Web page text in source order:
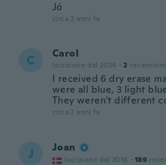
Jó
circa 2 anni fa
C Carol
Iscrizione dal 2024 · 2 recensioni
I received 6 dry erase
were all blue, 3 light
They weren't different
circa 2 anni fa
J Joan
Iscrizione dal 2016 · 189